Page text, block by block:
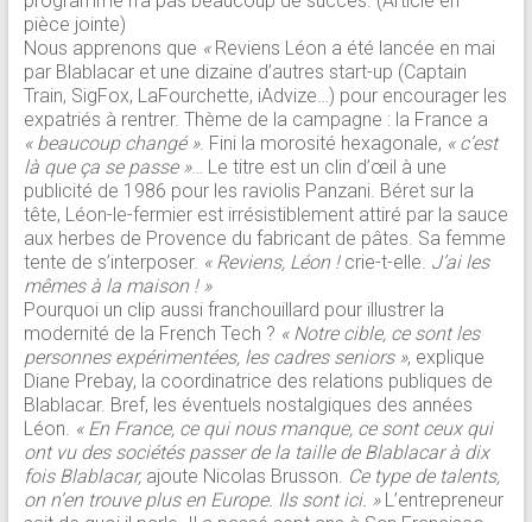
pièce jointe)
Nous apprenons que «Reviens Léon a été lancée en mai
par Blablacar et une dizaine d’autres start-up (Captain
Train, SigFox, LaFourchette, iAdvize…) pour encourager les
expatriés à rentrer. Thème de la campagne : la France a
« beaucoup changé ». Fini la morosité hexagonale, « c’est
là que ça se passe »… Le titre est un clin d’œil à une
publicité de 1986 pour les raviolis Panzani. Béret sur la
tête, Léon-le-fermier est irrésistiblement attiré par la sauce
aux herbes de Provence du fabricant de pâtes. Sa femme
tente de s’interposer. « Reviens, Léon !crie-t-elle. J’ai les
mêmes à la maison ! »
Pourquoi un clip aussi franchouillard pour illustrer la
modernité de la French Tech ? « Notre cible, ce sont les
personnes expérimentées, les cadres seniors », explique
Diane Prebay, la coordinatrice des relations publiques de
Blablacar. Bref, les éventuels nostalgiques des années
Léon. « En France, ce qui nous manque, ce sont ceux qui
ont vu des sociétés passer de la taille de Blablacar à dix
fois Blablacar, ajoute Nicolas Brusson. Ce type de talents,
on n’en trouve plus en Europe. Ils sont ici. »L’entrepreneur